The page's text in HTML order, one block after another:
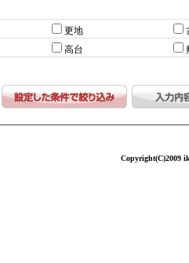
更地
高台
Copyright(C)2009